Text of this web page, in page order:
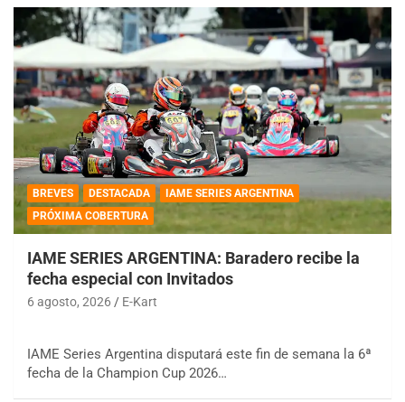
BREVES DESTACADA
IAME SERIES ARGENTINA
PRÓXIMA COBERTURA
IAME SERIES ARGENTINA: Baradero recibe la
fecha especial con Invitados
6 agosto, 2026 E-Kart
IAME Series Argentina disputará este fin de semana la 6ª
fecha de la Champion Cup 2026…